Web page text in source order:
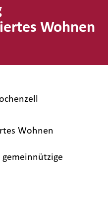
Wohnen
Wohnen
gemeinnützige